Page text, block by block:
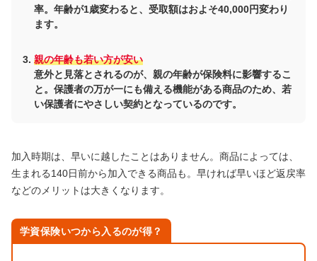
率。年齢が1歳変わると、受取額はおよそ40,000円変わり
ます。
親の年齢も若い方が安い
意外と見落とされるのが、親の年齢が保険料に影響するこ
と。保護者の万が一にも備える機能がある商品のため、若
い保護者にやさしい契約となっているのです。
加入時期は、早いに越したことはありません。商品によっては、
生まれる140日前から加入できる商品も。早ければ早いほど返戻率
などのメリットは大きくなります。
学資保険いつから入るのが得？